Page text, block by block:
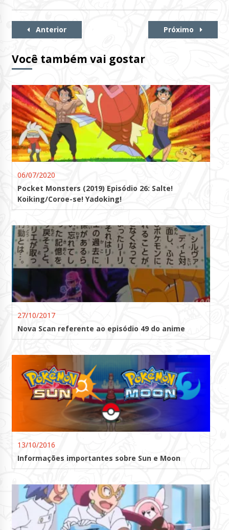
Continue
Anterior Próximo
Você também vai gostar
06/07/2020
Pocket Monsters (2019) Episódio 26: Salte!
Koiking/Coroe-se! Yadoking!
27/10/2017
Nova Scan referente ao episódio 49 do anime
13/10/2016
Informações importantes sobre Sun e Moon